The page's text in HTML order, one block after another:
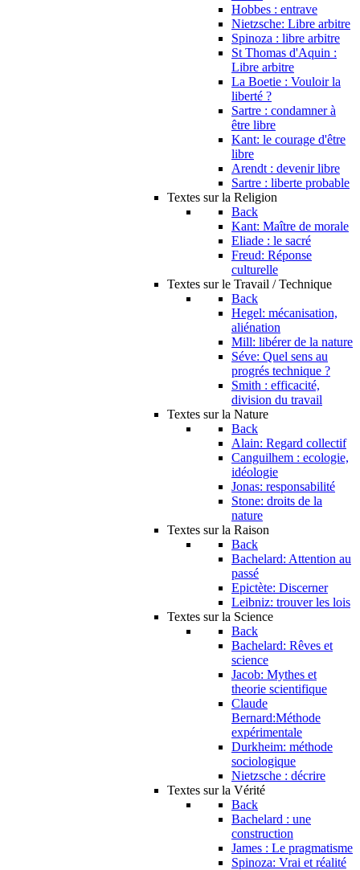
Hobbes : entrave
Nietzsche: Libre arbitre
Spinoza : libre arbitre
St Thomas d'Aquin :
Libre arbitre
La Boetie : Vouloir la
liberté ?
Sartre : condamner à
être libre
Kant: le courage d'être
libre
Arendt : devenir libre
Sartre : liberte probable
Textes sur la Religion
Back
Kant: Maître de morale
Eliade : le sacré
Freud: Réponse
culturelle
Textes sur le Travail / Technique
Back
Hegel: mécanisation,
aliénation
Mill: libérer de la nature
Séve: Quel sens au
progrés technique ?
Smith : efficacité,
division du travail
Textes sur la Nature
Back
Alain: Regard collectif
Canguilhem : ecologie,
idéologie
Jonas: responsabilité
Stone: droits de la
nature
Textes sur la Raison
Back
Bachelard: Attention au
passé
Epictète: Discerner
Leibniz: trouver les lois
Textes sur la Science
Back
Bachelard: Rêves et
science
Jacob: Mythes et
theorie scientifique
Claude
Bernard:Méthode
expérimentale
Durkheim: méthode
sociologique
Nietzsche : décrire
Textes sur la Vérité
Back
Bachelard : une
construction
James : Le pragmatisme
Spinoza: Vrai et réalité